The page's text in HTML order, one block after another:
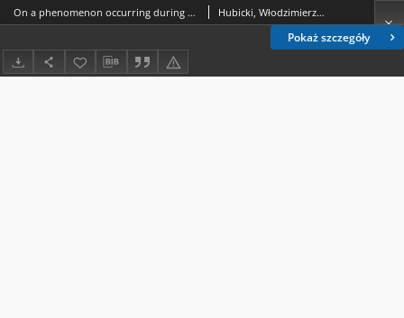
Pokaż szczegóły
On a phenomenon occurring during the precipitation of phosphates : (precipitation of lanthanum phosphate) = O fenomenie występującym przy strącaniu fosforanów : strącanie fosforanu lantanu Hubicki, Włodzimierz (1914-1977).